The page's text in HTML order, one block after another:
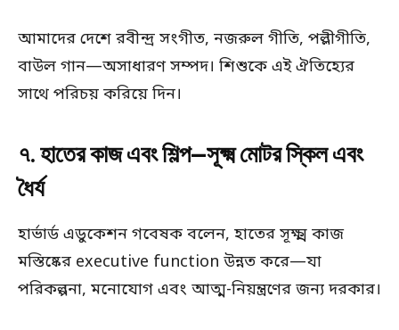
আমাদের দেশে রবীন্দ্র সংগীত, নজরুল গীতি, পল্লীগীতি,
বাউল গান—অসাধারণ সম্পদ। শিশুকে এই ঐতিহ্যের
সাথে পরিচয় করিয়ে দিন।
৭. হাতের কাজ এবং শিল্প—সূক্ষ্ম মোটর স্কিল এবং
ধৈর্য
হার্ভার্ড এডুকেশন গবেষক বলেন, হাতের সূক্ষ্ম কাজ
মস্তিষ্কের executive function উন্নত করে—যা
পরিকল্পনা, মনোযোগ এবং আত্ম-নিয়ন্ত্রণের জন্য দরকার।